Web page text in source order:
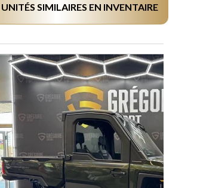
SIMILAIRES EN INVENTAIRE